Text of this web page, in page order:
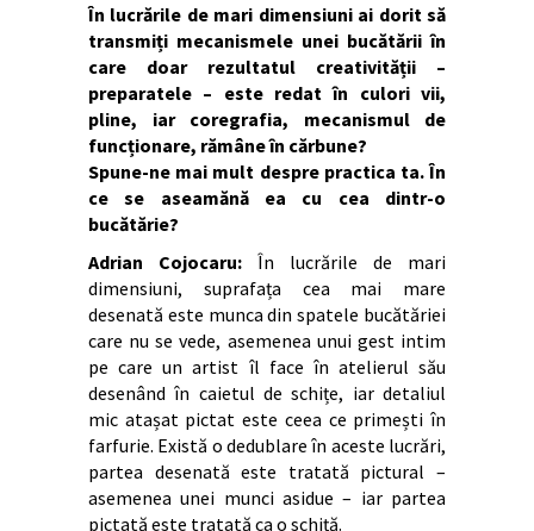
În lucrările de mari dimensiuni ai dorit să
transmiți mecanismele unei bucătării în
care doar rezultatul creativității –
preparatele – este redat în culori vii,
pline, iar coregrafia, mecanismul de
funcționare, rămâne în cărbune?
Spune-ne mai mult despre practica ta. În
ce se aseamănă ea cu cea dintr-o
bucătărie?
Adrian Cojocaru: În lucrările de mari
dimensiuni, suprafața cea mai mare
desenată este munca din spatele bucătăriei
care nu se vede, asemenea unui gest intim
pe care un artist îl face în atelierul său
desenând în caietul de schițe, iar detaliul
mic atașat pictat este ceea ce primești în
farfurie. Există o dedublare în aceste lucrări,
partea desenată este tratată pictural –
asemenea unei munci asidue – iar partea
pictată este tratată ca o schiță.